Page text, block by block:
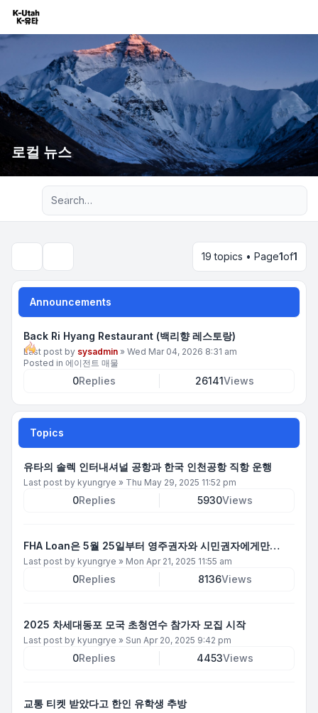
로컬 뉴스
Advanced search
19 topics • Page1of1
Announcements
Back Ri Hyang Restaurant (백리향 레스토랑)
Last post by sysadmin » Wed Mar 04, 2026 8:31 am
Posted in 에이전트 매물
0Replies 26141Views
Topics
유타의 솔렉 인터내셔널 공항과 한국 인천공항 직항 운행
Last post by kyungrye » Thu May 29, 2025 11:52 pm
0Replies 5930Views
FHA Loan은 5월 25일부터 영주권자와 시민권자에게만…
Last post by kyungrye » Mon Apr 21, 2025 11:55 am
0Replies 8136Views
2025 차세대동포 모국 초청연수 참가자 모집 시작
Last post by kyungrye » Sun Apr 20, 2025 9:42 pm
0Replies 4453Views
교통 티켓 받았다고 한인 유학생 추방